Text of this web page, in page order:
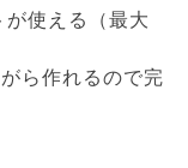
使える（最大
ら作れるので完